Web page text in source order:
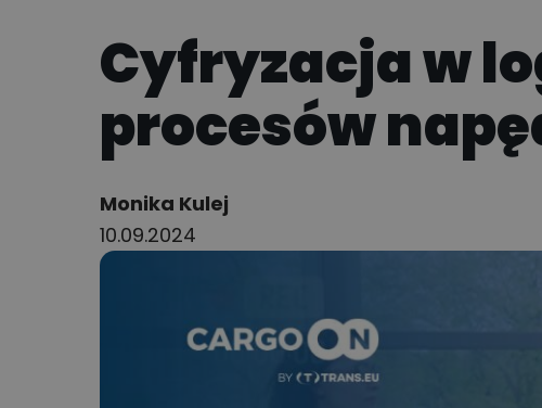
Cyfryzacja w
procesów
Author:
Monika Kulej
10.09.2024